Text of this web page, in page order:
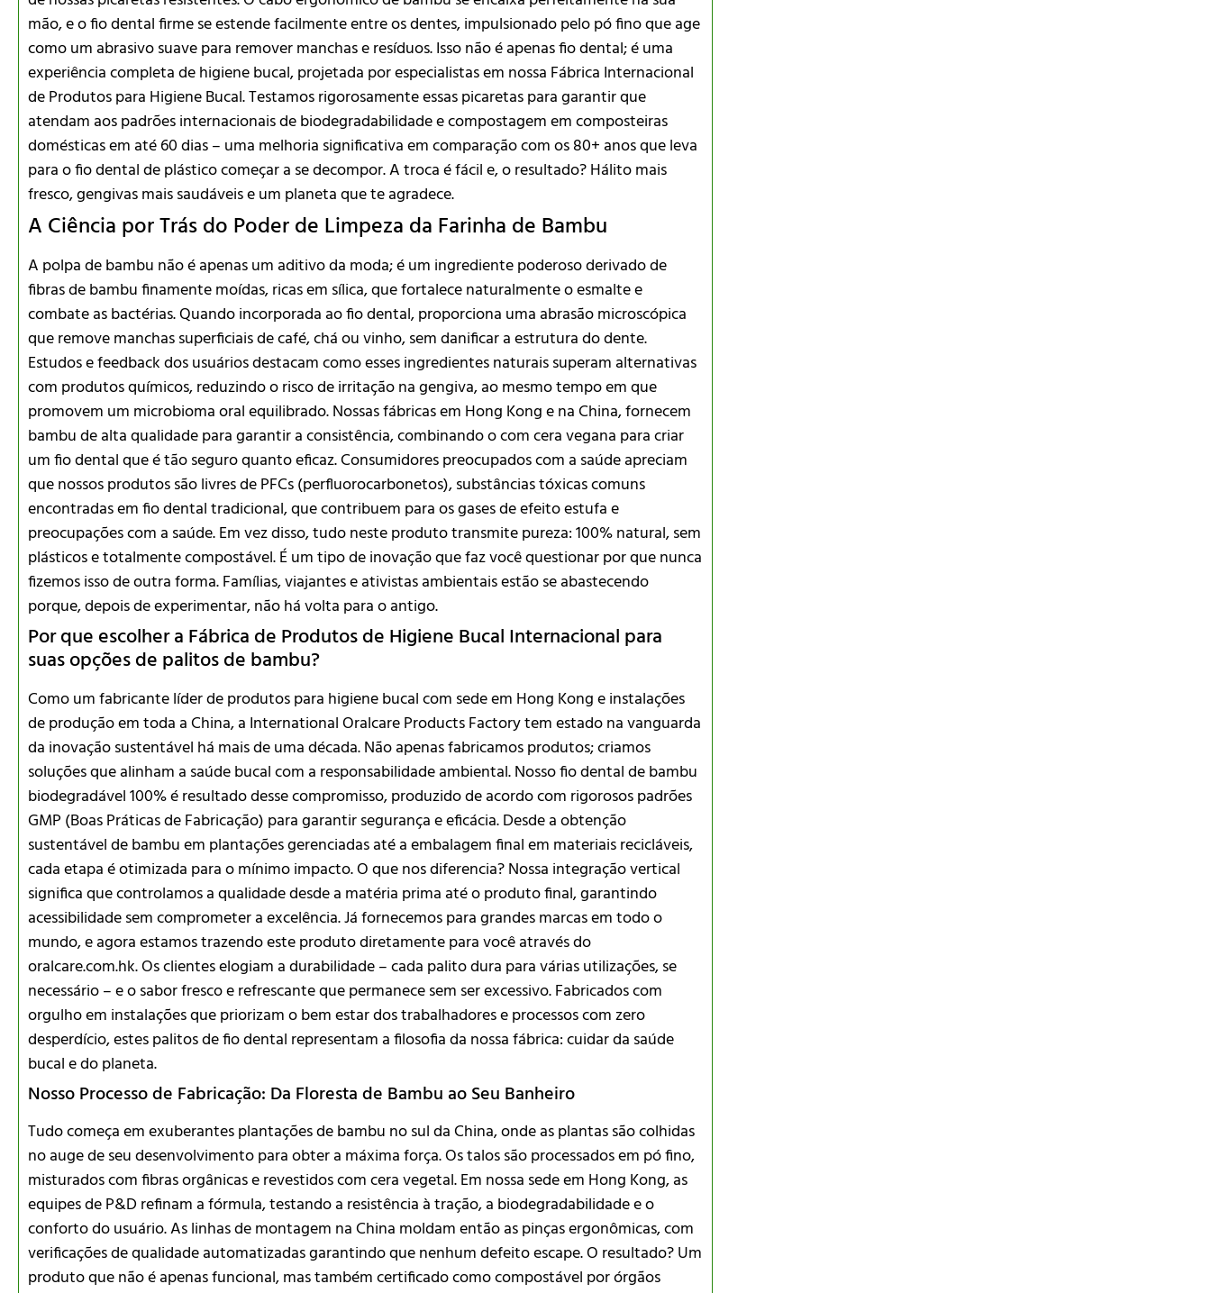
mão, e o fio dental firme se estende facilmente entre os dentes, impulsionado pelo pó fino que age
como um abrasivo suave para remover manchas e resíduos. Isso não é apenas fio dental; é uma
experiência completa de higiene bucal, projetada por especialistas em nossa Fábrica Internacional
de Produtos para Higiene Bucal. Testamos rigorosamente essas picaretas para garantir que
atendam aos padrões internacionais de biodegradabilidade e compostagem em composteiras
domésticas em até 60 dias – uma melhoria significativa em comparação com os 80+ anos que leva
para o fio dental de plástico começar a se decompor. A troca é fácil e, o resultado? Hálito mais
fresco, gengivas mais saudáveis e um planeta que te agradece.
A Ciência por Trás do Poder de Limpeza da Farinha de Bambu
A polpa de bambu não é apenas um aditivo da moda; é um ingrediente poderoso derivado de
fibras de bambu finamente moídas, ricas em sílica, que fortalece naturalmente o esmalte e
combate as bactérias. Quando incorporada ao fio dental, proporciona uma abrasão microscópica
que remove manchas superficiais de café, chá ou vinho, sem danificar a estrutura do dente.
Estudos e feedback dos usuários destacam como esses ingredientes naturais superam alternativas
com produtos químicos, reduzindo o risco de irritação na gengiva, ao mesmo tempo em que
promovem um microbioma oral equilibrado. Nossas fábricas em Hong Kong e na China, fornecem
bambu de alta qualidade para garantir a consistência, combinando o com cera vegana para criar
um fio dental que é tão seguro quanto eficaz. Consumidores preocupados com a saúde apreciam
que nossos produtos são livres de PFCs (perfluorocarbonetos), substâncias tóxicas comuns
encontradas em fio dental tradicional, que contribuem para os gases de efeito estufa e
preocupações com a saúde. Em vez disso, tudo neste produto transmite pureza: 100% natural, sem
plásticos e totalmente compostável. É um tipo de inovação que faz você questionar por que nunca
fizemos isso de outra forma. Famílias, viajantes e ativistas ambientais estão se abastecendo
porque, depois de experimentar, não há volta para o antigo.
Por que escolher a Fábrica de Produtos de Higiene Bucal Internacional para
suas opções de palitos de bambu?
Como um fabricante líder de produtos para higiene bucal com sede em Hong Kong e instalações
de produção em toda a China, a International Oralcare Products Factory tem estado na vanguarda
da inovação sustentável há mais de uma década. Não apenas fabricamos produtos; criamos
soluções que alinham a saúde bucal com a responsabilidade ambiental. Nosso fio dental de bambu
biodegradável 100% é resultado desse compromisso, produzido de acordo com rigorosos padrões
GMP (Boas Práticas de Fabricação) para garantir segurança e eficácia. Desde a obtenção
sustentável de bambu em plantações gerenciadas até a embalagem final em materiais recicláveis,
cada etapa é otimizada para o mínimo impacto. O que nos diferencia? Nossa integração vertical
significa que controlamos a qualidade desde a matéria prima até o produto final, garantindo
acessibilidade sem comprometer a excelência. Já fornecemos para grandes marcas em todo o
mundo, e agora estamos trazendo este produto diretamente para você através do
oralcare.com.hk. Os clientes elogiam a durabilidade – cada palito dura para várias utilizações, se
necessário – e o sabor fresco e refrescante que permanece sem ser excessivo. Fabricados com
orgulho em instalações que priorizam o bem estar dos trabalhadores e processos com zero
desperdício, estes palitos de fio dental representam a filosofia da nossa fábrica: cuidar da saúde
bucal e do planeta.
Nosso Processo de Fabricação: Da Floresta de Bambu ao Seu Banheiro
Tudo começa em exuberantes plantações de bambu no sul da China, onde as plantas são colhidas
no auge de seu desenvolvimento para obter a máxima força. Os talos são processados em pó fino,
misturados com fibras orgânicas e revestidos com cera vegetal. Em nossa sede em Hong Kong, as
equipes de P&D refinam a fórmula, testando a resistência à tração, a biodegradabilidade e o
conforto do usuário. As linhas de montagem na China moldam então as pinças ergonômicas, com
verificações de qualidade automatizadas garantindo que nenhum defeito escape. O resultado? Um
produto que não é apenas funcional, mas também certificado como compostável por órgãos